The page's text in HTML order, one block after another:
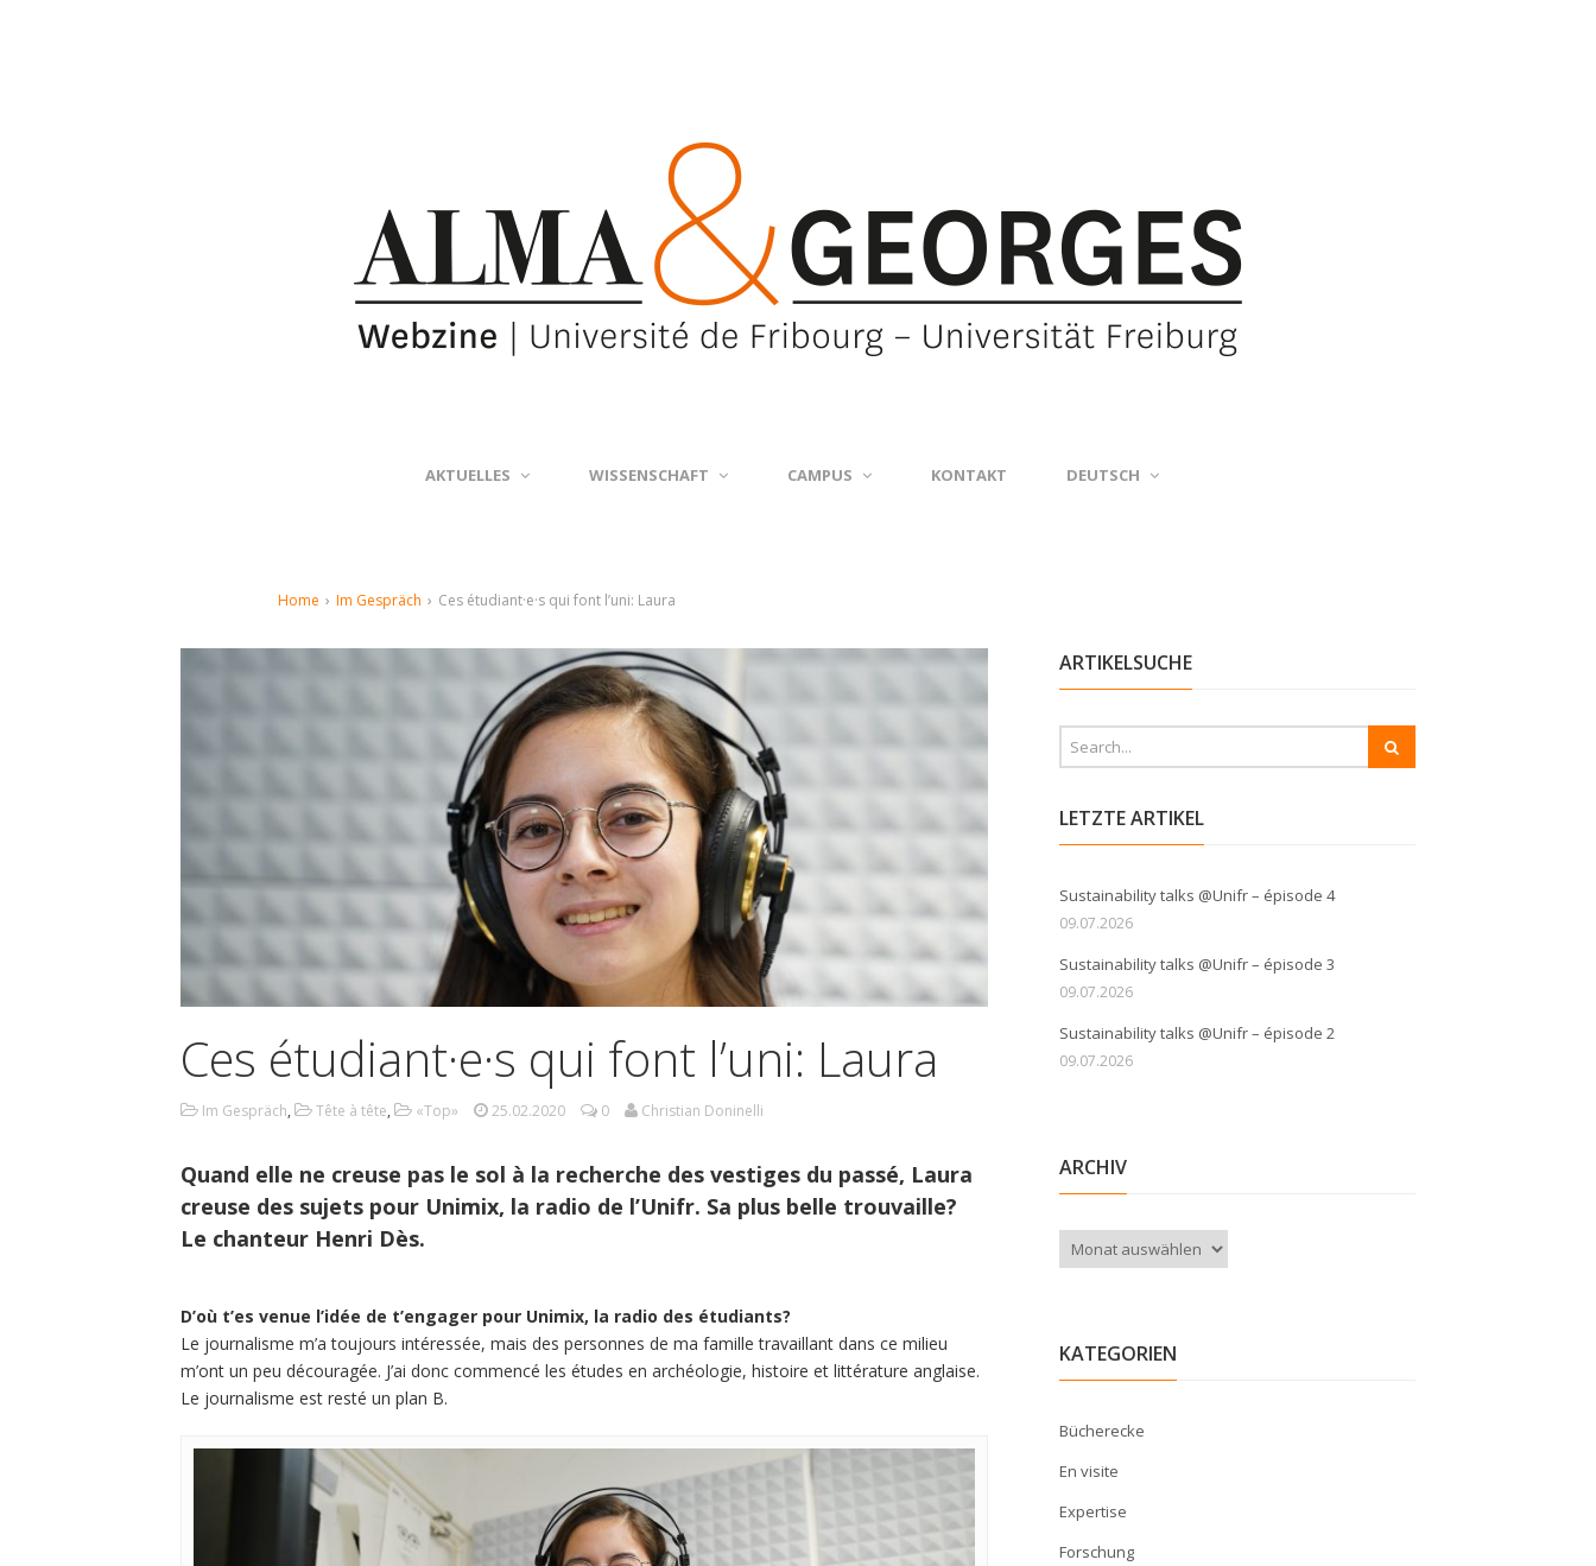
AKTUELLES WISSENSCHAFT CAMPUS KONTAKT DEUTSCH
Home › Im Gespräch › Ces étudiant·e·s qui font l’uni: Laura
Ces étudiant·e·s qui font l’uni: Laura
Im Gespräch, Tête à tête, «Top» 25.02.2020 0 Christian Doninelli
Quand elle ne creuse pas le sol à la recherche des vestiges du passé, Laura
creuse des sujets pour Unimix, la radio de l’Unifr. Sa plus belle trouvaille?
Le chanteur Henri Dès.
D’où t’es venue l’idée de t’engager pour Unimix, la radio des étudiants?
Le journalisme m’a toujours intéressée, mais des personnes de ma famille travaillant dans ce milieu
m’ont un peu découragée. J’ai donc commencé les études en archéologie, histoire et littérature anglaise.
Le journalisme est resté un plan B.
ARTIKELSUCHE
LETZTE ARTIKEL
Sustainability talks @Unifr – épisode 4
09.07.2026
Sustainability talks @Unifr – épisode 3
09.07.2026
Sustainability talks @Unifr – épisode 2
09.07.2026
ARCHIV
Archiv
KATEGORIEN
Bücherecke
En visite
Expertise
Forschung